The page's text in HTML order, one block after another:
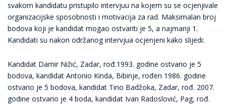
svakom kandidatu pristupilo intervjuu na kojem su se ocjenjivale
organizacijske sposobnosti i motivacija za rad. Maksimalan broj
bodova koji je kandidat mogao ostvariti je 5, a najmanji 1.
Kandidati su nakon održanog intervjua ocjenjeni kako slijedi:
Kandidat Damir Nižić, Zadar, rođ.1993. godine ostvario je 5
bodova, kandidat Antonio Kinda, Bibinje, rođen 1986. godine
ostvario je 5 bodova, kandidat Tino Badžoka, Zadar, rođ. 2007.
godine ostvario je 4 boda, kandidat Ivan Radoslović, Pag, rođ.